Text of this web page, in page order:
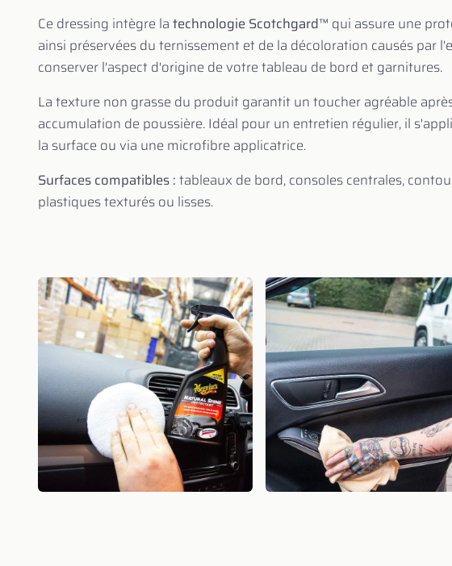
Ce dressing intègre latechnologie Scotchgard™ qui assure une
ainsi préservées du ternissement et de la décoloration causés par
conserver l'aspect d'origine de votre tableau de bord et garnitures.
La texture non grasse du produit garantit un toucher agréable
accumulation de poussière. Idéal pour un entretien régulier, il
la surface ou via une microfibre applicatrice.
Surfaces compatibles :tableaux de bord, consoles centrales,
plastiques texturés ou lisses.